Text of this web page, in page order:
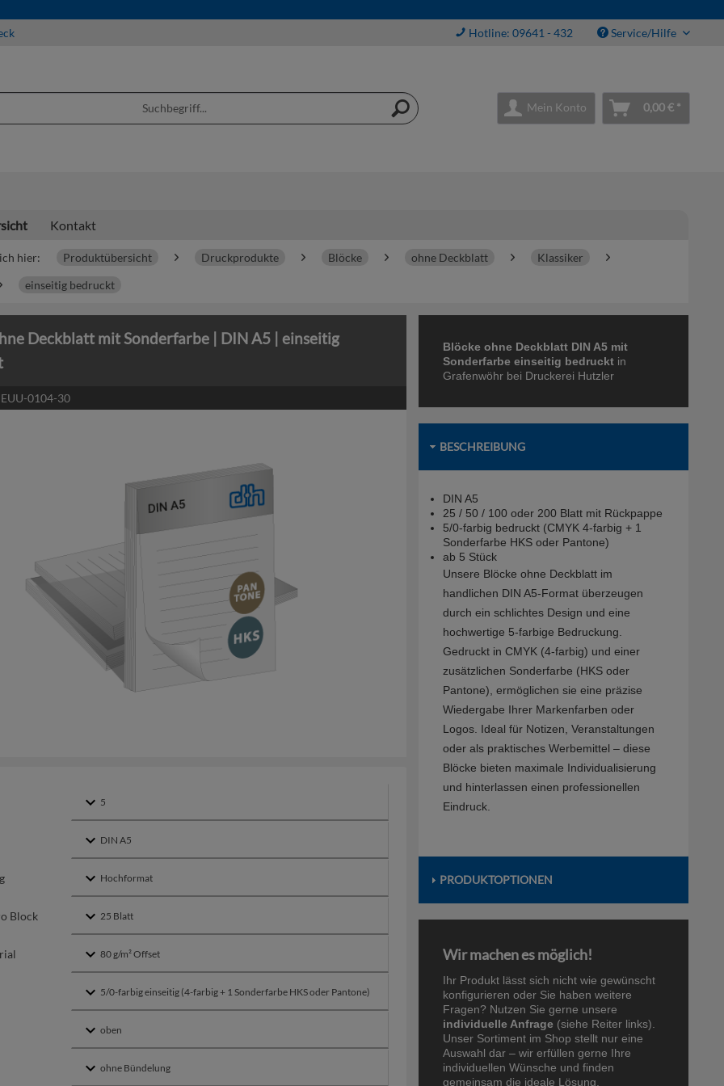
Hotline: 09641 - 432 Service/Hilfe
Mein Konto 0,00 € *
Kontakt
hier: Produktübersicht Druckprodukte Blöcke ohne Deckblatt
Klassiker
einseitig bedruckt
Deckblatt mit Sonderfarbe | DIN A5 | einseitig
EUU-0104-30
Block
Blöcke ohne Deckblatt DIN A5 mit
Sonderfarbe einseitig bedrucktin
Grafenwöhr bei Druckerei Hutzler
BESCHREIBUNG
DIN A5
25 / 50 / 100 oder 200 Blatt mit Rückpappe
5/0-farbig bedruckt (CMYK 4-farbig + 1
Sonderfarbe HKS oder Pantone)
ab 5 Stück
Unsere Blöcke ohne Deckblatt im
handlichen DIN A5-Format überzeugen
durch ein schlichtes Design und eine
hochwertige 5-farbige Bedruckung.
Gedruckt in CMYK (4-farbig) und einer
zusätzlichen Sonderfarbe (HKS oder
Pantone), ermöglichen sie eine präzise
Wiedergabe Ihrer Markenfarben oder
Logos. Ideal für Notizen, Veranstaltungen
oder als praktisches Werbemittel – diese
Blöcke bieten maximale Individualisierung
und hinterlassen einen professionellen
Eindruck.
PRODUKTOPTIONEN
Wir machen es möglich!
Ihr Produkt lässt sich nicht wie gewünscht
konfigurieren oder Sie haben weitere
Fragen? Nutzen Sie gerne unsere
individuelle Anfrage (siehe Reiter links).
Unser Sortiment im Shop stellt nur eine
Auswahl dar – wir erfüllen gerne Ihre
individuellen Wünsche und finden
gemeinsam die ideale Lösung.